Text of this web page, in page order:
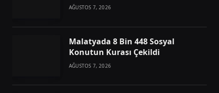
AĞUSTOS 7, 2026
Malatyada 8 Bin 448 Sosyal
Konutun Kurası Çekildi
AĞUSTOS 7, 2026